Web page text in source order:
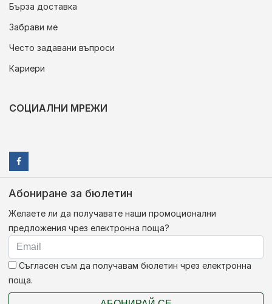
Бърза доставка
Забрави ме
Често задавани въпроси
Кариери
СОЦИАЛНИ МРЕЖИ
Абониране за бюлетин
Желаете ли да получавате наши промоционални
предложения чрез електронна поща?
Съгласен съм да получавам бюлетин чрез електронна
поща.